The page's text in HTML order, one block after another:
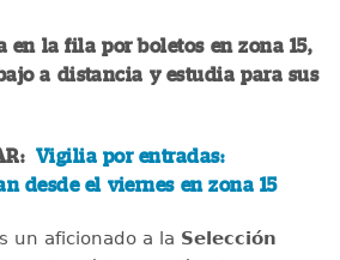
en la fila por boletos en zona 15,
a distancia y estudia para sus
Vigilia por entradas:
desde el viernes en zona 15
un aficionado a la Selección